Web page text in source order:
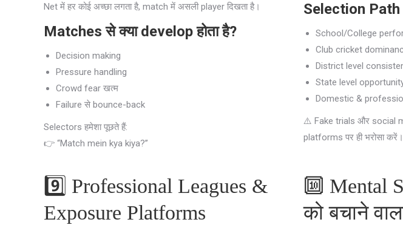
Net में हर कोई अच्छा लगता है, match में असली player दिखता है।
Matches से क्या develop होता है?
Decision making
Pressure handling
Crowd fear खत्म
Failure से bounce-back
Selectors हमेशा पूछते हैं:
👉 “Match mein kya kiya?”
Selection Path
School/College
Club cricket
District level
State level
Domestic &
⚠️ Fake trials और social
platforms पर ही भरोसा करें।
9️⃣ Professional Leagues &
Exposure Platforms
🔟 Mental
को बचाने